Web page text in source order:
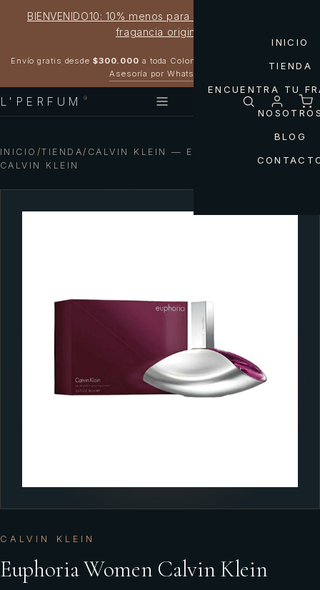
BIENVENIDO10: 10% menos para estrenar tu próxima
fragancia original
Envío gratis desde $300.000 a toda Colombia
Asesoría por WhatsApp
L'PERFUM ®
INICIO
TIENDA
ENCUENTRA TU
BLOG
INICIO /TIENDA/ CALVIN KLEIN — EUPHORIA WOMEN
CALVIN KLEIN
CALVIN KLEIN
Euphoria Women Calvin Klein